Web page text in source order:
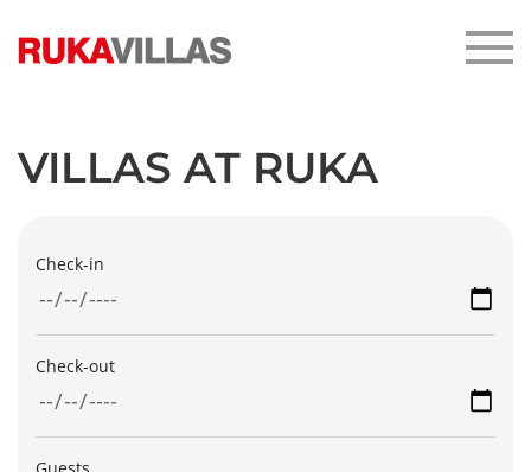
Skip
content
VILLAS AT RUKA
Check-in
Check-out